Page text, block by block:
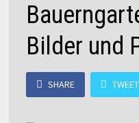
Bilder und
SHARE TWEET